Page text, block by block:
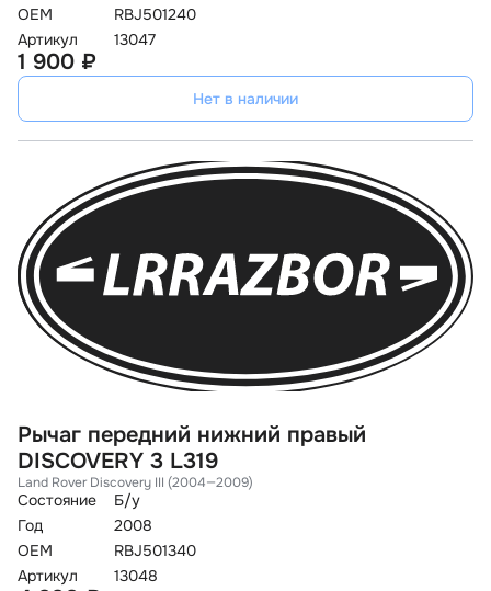
OEM
RBJ501240
Артикул
13047
1 900 ₽
Нет в наличии
Рычаг передний нижний правый
DISCOVERY 3 L319
Land Rover Discovery III (2004—2009)
Состояние
Б/у
Год
2008
OEM
RBJ501340
Артикул
13048